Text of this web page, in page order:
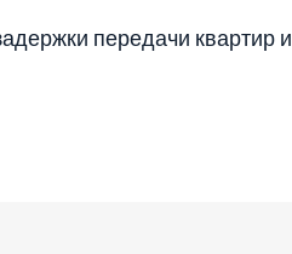
передачи квартир и